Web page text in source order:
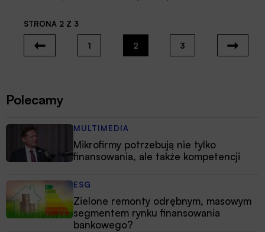
głównym tematem spotkania był odręczny podpis
elektroniczny, który firma Billennium, jako partner niemieckiej
firmy Softpro, będzie wdrażać na polskim rynku.
STRONA 2 Z 3
1 2 3
Polecamy
MULTIMEDIA
Mikrofirmy potrzebują nie tylko
finansowania, ale także kompetencji
ESG
Zielone remonty odrębnym, masowym
segmentem rynku finansowania
bankowego?